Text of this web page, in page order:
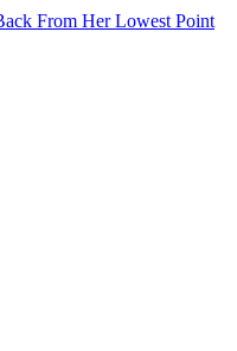
From Her Lowest Point